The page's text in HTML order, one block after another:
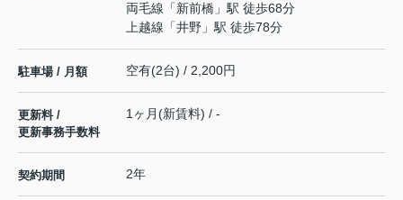
両毛線 「新前橋 」駅 徒歩68分
上越線 「井野 」駅 徒歩78分
駐車場 / 月額 空有(2台) / 2,200円
更新料 /
更新事務手数料
1ヶ月(新賃料) / -
契約期間 2年